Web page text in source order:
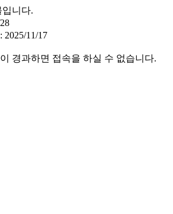
니다.
11/17
경과하면 접속을 하실 수 없습니다.